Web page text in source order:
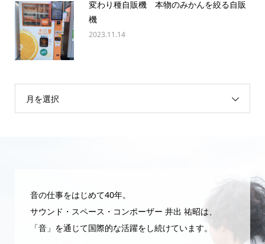
変わり種自販機 本物のみかんを絞る自販
機
2023.11.14
月を選択
音の仕事をはじめて40年。
サウンド・スペース・コンポーザー 井出 祐昭は、
「音」を通じて国際的な活躍をし続けています。